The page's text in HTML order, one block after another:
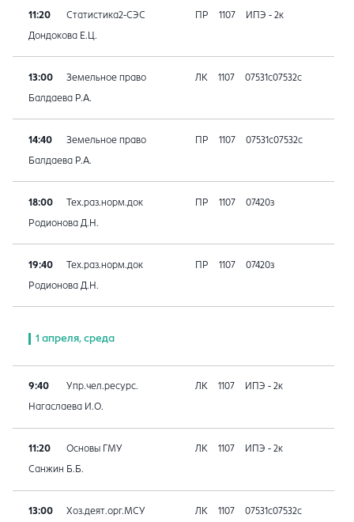
11:20 Статистика2-СЭС ПР 1107 ИПЭ - 2к
Дондокова Е.Ц.
13:00 Земельное право ЛК 1107 07531с07532с
Балдаева Р.А.
14:40 Земельное право ПР 1107 07531с07532с
Балдаева Р.А.
18:00 Тех.раз.норм.док ПР 1107 07420з
Родионова Д.Н.
19:40 Тех.раз.норм.док ПР 1107 07420з
Родионова Д.Н.
1 апреля, среда
9:40 Упр.чел.ресурс. ЛК 1107 ИПЭ - 2к
Нагаслаева И.О.
11:20 Основы ГМУ ЛК 1107 ИПЭ - 2к
Санжин Б.Б.
13:00 Хоз.деят.орг.МСУ ЛК 1107 07531с07532с